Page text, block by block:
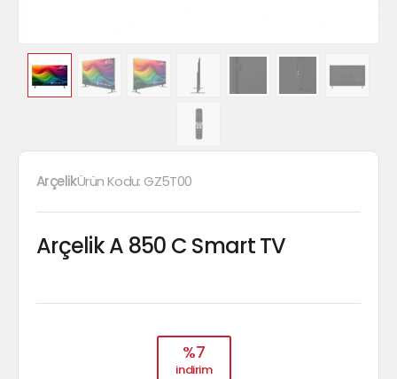
ArçelikÜrün Kodu: GZ5T00
Arçelik A 850 C Smart TV
%7
indirim